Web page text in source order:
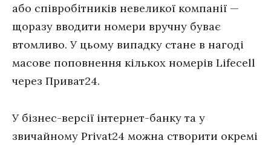
або співробітників невеликої компанії —
щоразу вводити номери вручну буває
втомливо. У цьому випадку стане в нагоді
масове поповнення кількох номерів Lifecell
через Приват24.
У бізнес-версії інтернет-банку та у
звичайному Privat24 можна створити окремі